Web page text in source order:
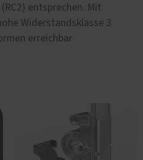
entsprechen. Mit
Widerstandsklasse 3
erreichbar